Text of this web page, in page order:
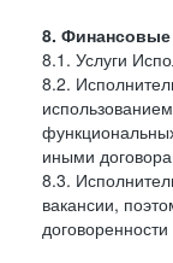
8.
8.1. Услуги
8.2.
иными
8.3.
вакансии,